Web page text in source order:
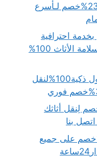
نقل عفش من الرياض للدمام..بـ23%خصم لـأسرع
احترافية
وأسعار تبدأ من200ريال وضمان سلامة الأثاث 100%
دينا نقل عفش خارج الرياض..حلول ذكية100%لنقل
عفش بالخرج بـ45%خصم لِنقل أثاثك
اثاث بالرياض..23%خصم على جميع